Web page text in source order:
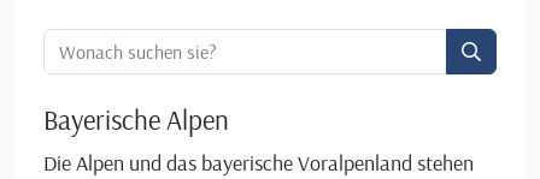
Ortssuche:
Bayerische Alpen
Die Alpen und das bayerische Voralpenland stehen